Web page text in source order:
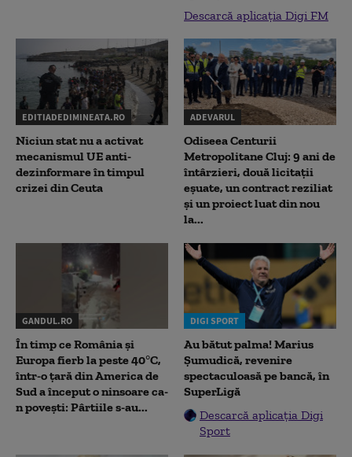
Descarcă aplicația Digi FM
EDITIADEDIMINEATA.RO
Niciun stat nu a activat
mecanismul UE anti-
dezinformare în timpul
crizei din Ceuta
ADEVARUL
Odiseea Centurii
Metropolitane Cluj: 9 ani de
întârzieri, două licitații
eșuate, un contract reziliat
și un proiect luat din nou
la...
GANDUL.RO
În timp ce România și
Europa fierb la peste 40°C,
într-o țară din America de
Sud a început o ninsoare ca-
n povești: Pârtiile s-au...
DIGI SPORT
Au bătut palma! Marius
Șumudică, revenire
spectaculoasă pe bancă, în
SuperLigă
Descarcă aplicația Digi
Sport